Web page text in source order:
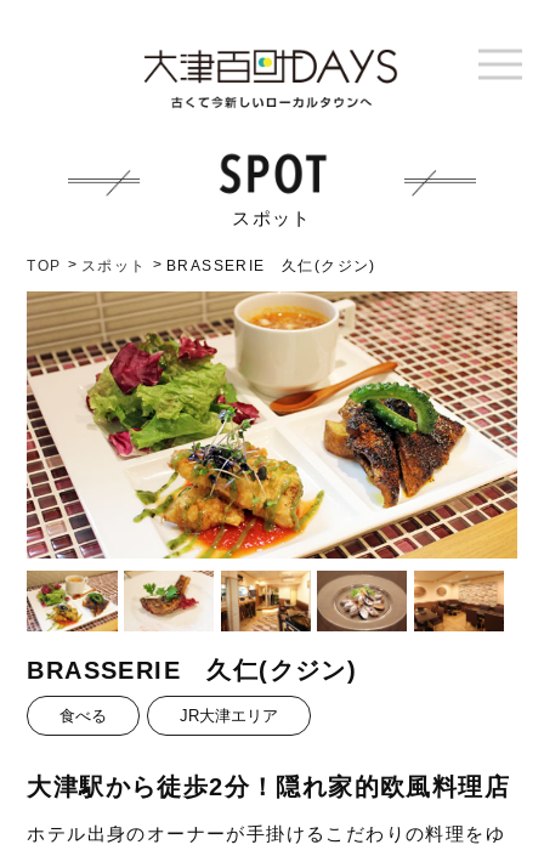
スポット
TOP スポット BRASSERIE 久仁(クジン)
BRASSERIE 久仁(クジン)
食べる JR大津エリア
大津駅から徒歩2分！隠れ家的欧風料理店
ホテル出身のオーナーが手掛けるこだわりの料理をゆ